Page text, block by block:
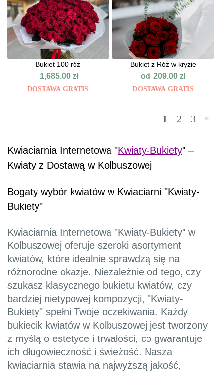
Bukiet 100 róż
1,685.00zł
DOSTAWA GRATIS
Bukiet z Róż w kryzie
od 209.00zł
DOSTAWA GRATIS
1 2 3 »
Kwiaciarnia Internetowa "Kwiaty-Bukiety" –
Kwiaty z Dostawą w Kolbuszowej
Bogaty wybór kwiatów w Kwiaciarni "Kwiaty-
Bukiety"
Kwiaciarnia Internetowa "Kwiaty-Bukiety" w
Kolbuszowej oferuje szeroki asortyment
kwiatów, które idealnie sprawdzą się na
różnorodne okazje. Niezależnie od tego, czy
szukasz klasycznego bukietu kwiatów, czy
bardziej nietypowej kompozycji, "Kwiaty-
Bukiety" spełni Twoje oczekiwania. Każdy
bukiecik kwiatów w Kolbuszowej jest tworzony
z myślą o estetyce i trwałości, co gwarantuje
ich długowieczność i świeżość. Nasza
kwiaciarnia stawia na najwyższą jakość,